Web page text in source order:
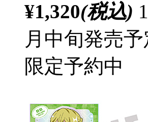
¥1,320(税込)
月中旬発売予
限定予約中